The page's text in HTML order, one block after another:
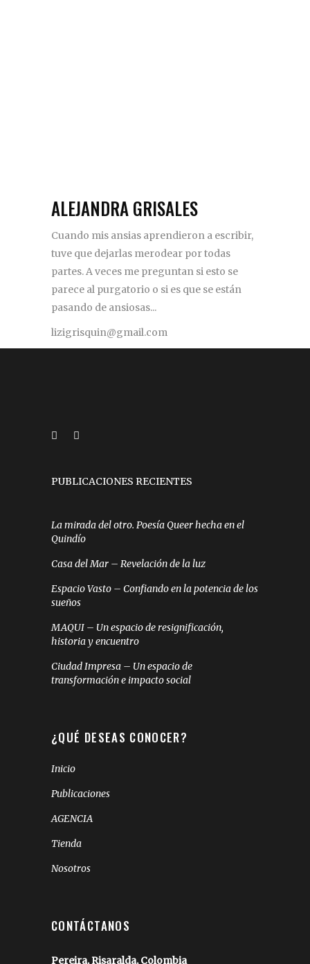
ALEJANDRA GRISALES
Cuando mis ansias aprendieron a escribir,
tuve que dejarlas merodear por todas
partes. A veces me preguntan si esto se
parece al purgatorio o si es que se están
pasando de ansiosas...
lizigrisquin@gmail.com
PUBLICACIONES RECIENTES
La mirada del otro. Poesía Queer hecha en el
Quindío
Casa del Mar – Revelación de la luz
Espacio Vasto – Confiando en la potencia de los
sueños
MAQUI – Un espacio de resignificación,
historia y encuentro
Ciudad Impresa – Un espacio de
transformación e impacto social
¿QUÉ DESEAS CONOCER?
Inicio
Publicaciones
AGENCIA
Tienda
Nosotros
CONTÁCTANOS
Pereira, Risaralda, Colombia